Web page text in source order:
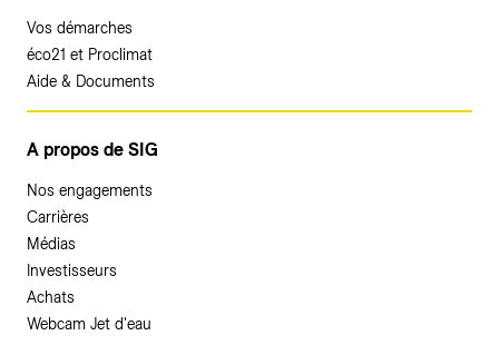
Vos démarches
éco21 et Proclimat
Aide & Documents
A propos de SIG
Nos engagements
Carrières
Médias
Investisseurs
Achats
Webcam Jet d'eau